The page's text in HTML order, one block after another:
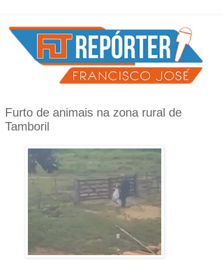
Furto de animais na zona rural de
Tamboril